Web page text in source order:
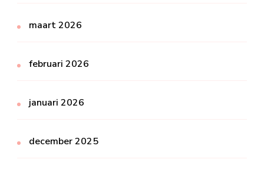
maart 2026
februari 2026
januari 2026
december 2025